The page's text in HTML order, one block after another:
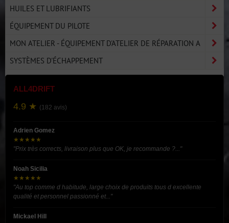
HUILES ET LUBRIFIANTS
ÉQUIPEMENT DU PILOTE
MON ATELIER - ÉQUIPEMENT D'ATELIER DE RÉPARATION A
SYSTÈMES D'ÉCHAPPEMENT
ALL4DRIFT
4.9 ★ (182 avis)
Adrien Gomez
★★★★★
"Prix très corrects, livraison plus que OK, je recommande ?..."
Noah Sicilia
★★★★★
"Au top comme d habitude, large choix de produits tous d excellente
qualité et personnel passionné et..."
Mickael Hill